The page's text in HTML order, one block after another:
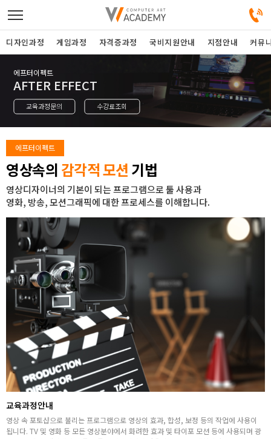
디자인정규과정
디자인단과과정
게임과정
자격증과정
커뮤니티
취업지원센터
고객상담센터
아카데미소개
지점별 홈페이지
디자인과정 게임과정 자격증과정 국비지원안내 지점안내 커뮤
에프터이펙트
AFTER EFFECT
교육과정문의 수강료조회
에프터이펙트
영상속의 감각적 모션 기법
영상디자이너의 기본이 되는 프로그램으로 툴 사용과
영화, 방송, 모션그래픽에 대한 프로세스를 이해합니다.
교육과정안내
영상 속 포토샵으로 불리는 프로그램으로 영상의 효과, 합성, 보정 등의 작업에 사용이
됩니다. TV 및 영화 등 모든 영상분야에서 화려한 효과 및 타이포 모션 등에 사용되며 광